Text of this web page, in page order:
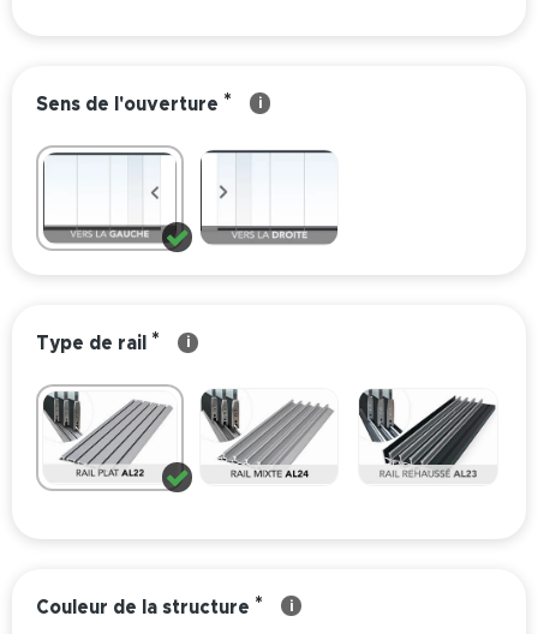
Sens de l'ouverture * i
Type de rail * i
Couleur de la structure * i